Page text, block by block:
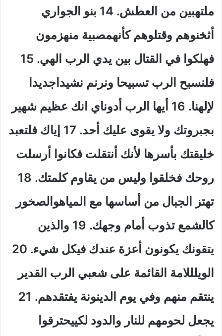
ملتهبين من العطش.
14 بنو الجواري
أثخنوهم وقتلوهم كأنهمصبية منهزمون
فهلكوا في القتال بين يدي الرب الهي.
15
فلنسبح الرب تسبيحا ونرنم نشيداجديدا
لإلهنا.
16 أيها الرب أدوناي انك عظيم شهير
بجبروتك ولا يقوى عليك أحد.
17 إياك فلتعبد
خليقتك بأسرها لأنك أنتقلت فكانوا أرسلت
روحك فخلقوا وليس من يقاوم كلمتك.
18
تهتز الجبال من أساسها مع المياهوالصخور
كالشمع تذوب أمام وجهك.
19 والذين
يتقونك يكونون أعزة عندك فيكل شيء.
20
الويلللامة القائمة على شعبي الرب القدير
ينتقم منهم وفي يوم الدينونة يفتقدهم.
21
يجعل لحومهم للنار والدود لكييحترقوا